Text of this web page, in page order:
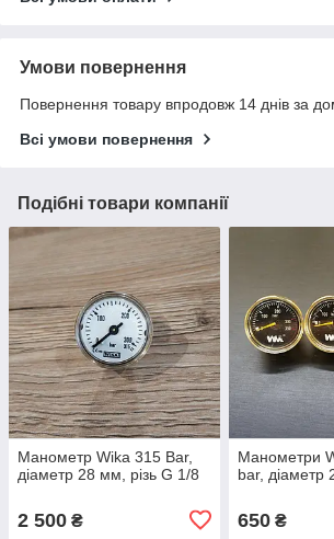
Умови повернення
Повернення товару впродовж 14 днів за
Всі умови повернення
Подібні товари компанії
Манометр Wika 315 Bar,
діаметр 28 мм, різь G 1/8
2 500 ₴
Манометри
bar, діаметр
650₴